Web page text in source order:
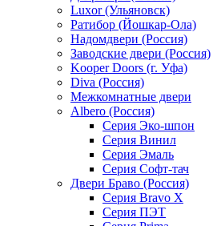
Luxor (Ульяновск)
Ратибор (Йошкар-Ола)
Надомдвери (Россия)
Заводские двери (Россия)
Kooper Doors (г. Уфа)
Diva (Россия)
Межкомнатные двери
Albero (Россия)
Серия Эко-шпон
Серия Винил
Серия Эмаль
Серия Софт-тач
Двери Браво (Россия)
Серия Bravo X
Серия ПЭТ